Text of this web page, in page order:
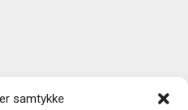
samtykke
A/S